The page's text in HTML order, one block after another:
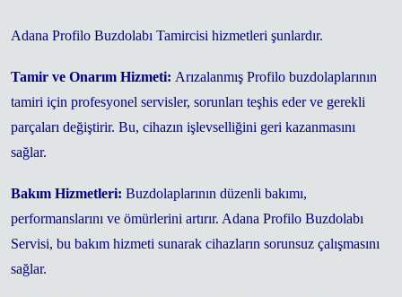
Adana Profilo Buzdolabı Tamircisi hizmetleri şunlardır.
Tamir ve Onarım Hizmeti: Arızalanmış Profilo buzdolaplarının
tamiri için profesyonel servisler, sorunları teşhis eder ve gerekli
parçaları değiştirir. Bu, cihazın işlevselliğini geri kazanmasını
sağlar.
Bakım Hizmetleri: Buzdolaplarının düzenli bakımı,
performanslarını ve ömürlerini artırır. Adana Profilo Buzdolabı
Servisi, bu bakım hizmeti sunarak cihazların sorunsuz çalışmasını
sağlar.